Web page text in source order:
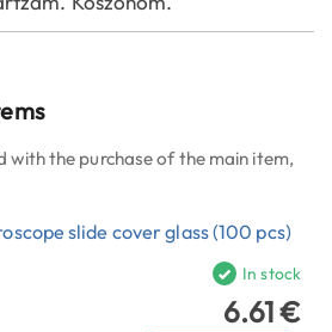
with the purchase of the main item,
slide cover glass (100 pcs)
In stock
6.61 €